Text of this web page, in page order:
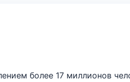
более 17 миллионов